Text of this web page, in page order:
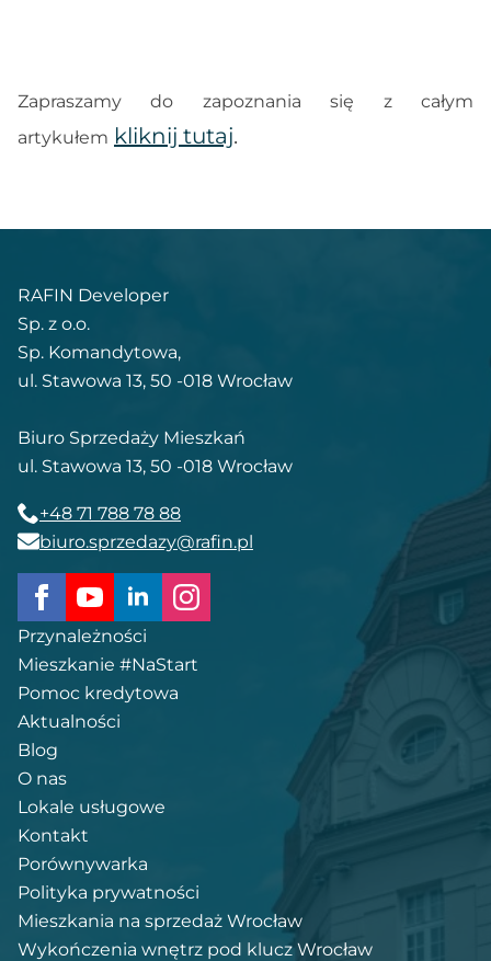
Zapraszamy do zapoznania się z całym
artykułem kliknij tutaj.
RAFIN Developer
Sp. z o.o.
Sp. Komandytowa,
ul. Stawowa 13, 50 -018 Wrocław
Biuro Sprzedaży Mieszkań
ul. Stawowa 13, 50 -018 Wrocław
+48 71 788 78 88
biuro.sprzedazy@rafin.pl
Przynależności
Mieszkanie #NaStart
Pomoc kredytowa
Aktualności
Blog
O nas
Lokale usługowe
Kontakt
Porównywarka
Polityka prywatności
Mieszkania na sprzedaż Wrocław
Wykończenia wnętrz pod klucz Wrocław